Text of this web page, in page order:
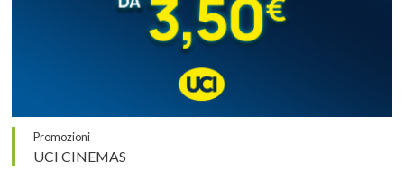
Promozioni
UCI CINEMAS